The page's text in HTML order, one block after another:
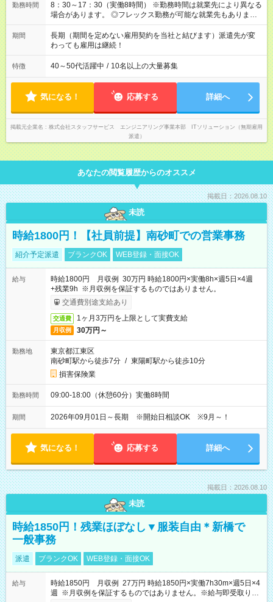
勤務時間
8：30～17：30（実働8時間） ※勤務時間は就業先により異なる
場合があります。 ◎フレックス勤務が可能な就業先もありま
す。 ◎今よりもさらに働きやすい環境をつくるべく、 働き方
改革に全社をあげて取り組んでいます。
期間
長期（期間を定めない雇用契約を当社と結びます）派遣先が変
わっても雇用は継続！
特徴 40～50代活躍中 / 10名以上の大量募集
気になる！ 応募する 詳細へ
掲載元企業名
株式会社スタッフサービス エンジニアリング事業本部 ITソリューション（無期雇用
派遣）
あなたの閲覧履歴からのオススメ
掲載日：2026.08.10
未読
時給1800円！【社員前提】南砂町での営業事務
紹介予定派遣 ブランクOK WEB登録・面接OK
給与
時給1800円 月収例 30万円 時給1800円×実働8h×週5日×4週
+残業9h ※月収例を保証するものではありません。
交通費別途支給あり
交通費 1ヶ月3万円を上限として実費支給
月収例 30万円～
勤務地
東京都江東区
南砂町駅から徒歩7分 / 東陽町駅から徒歩10分
損害保険業
勤務時間 09:00-18:00（休憩60分）実働8時間
期間 2026年09月01日～長期 ※開始日相談OK ※9月～！
気になる！ 応募する 詳細へ
掲載日：2026.08.10
未読
時給1850円！残業ほぼなし▼服装自由＊新橋で
一般事務
派遣 ブランクOK WEB登録・面接OK
給与
時給1850円 月収例 27万円 時給1850円×実働7h30m×週5日×4
週 ※月収例を保証するものではありません。※給与即受取りサ